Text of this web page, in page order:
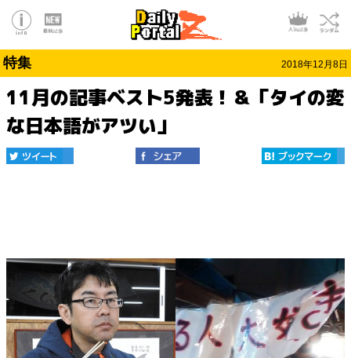
特集 2018年12月8日
11月の記事ベスト5発表！＆「タイの変
な日本語がアツい」